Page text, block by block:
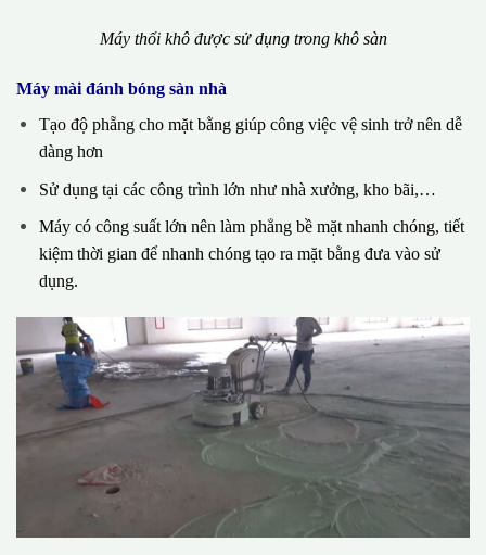
Máy thổi khô được sử dụng trong khô sàn
Máy mài đánh bóng sàn nhà
Tạo độ phẵng cho mặt bằng giúp công việc vệ sinh trở nên dễ
dàng hơn
Sử dụng tại các công trình lớn như nhà xưởng, kho bãi,…
Máy có công suất lớn nên làm phẳng bề mặt nhanh chóng, tiết
kiệm thời gian để nhanh chóng tạo ra mặt bằng đưa vào sử
dụng.